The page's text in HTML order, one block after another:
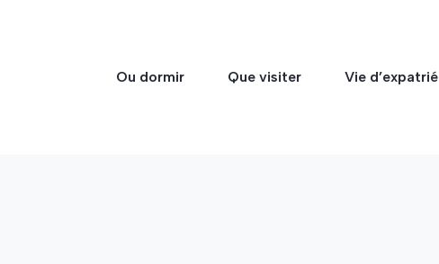
Ou dormir Que visiter Vie d’expatrié